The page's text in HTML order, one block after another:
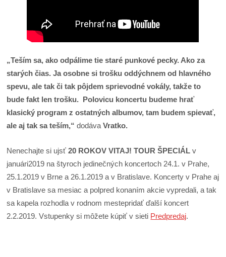
„Teším sa, ako odpálime tie staré punkové pecky. Ako za
starých čias. Ja osobne si trošku oddýchnem od hlavného
spevu, ale tak či tak pôjdem sprievodné vokály, takže to
bude fakt len trošku. Polovicu koncertu budeme hrať
klasický program z ostatných albumov, tam budem spievať,
ale aj tak sa teším,“ dodáva Vratko.
Nenechajte si ujsť20 ROKOV VITAJ! TOUR ŠPECIÁLv
januári2019 na štyroch jedinečných koncertoch 24.1. v Prahe,
25.1.2019 v Brne a 26.1.2019 a v Bratislave. Koncerty v Prahe aj
v Bratislave sa mesiac a polpred konaním akcie vypredali, a tak
sa kapela rozhodla v rodnom mestepridať ďalší koncert
2.2.2019. Vstupenky si môžete kúpiť v sieti Predpredaj.